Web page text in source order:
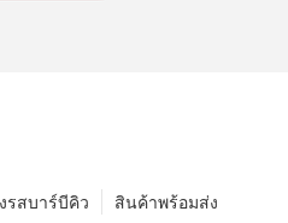
สินค้าพร้อมส่ง
รสบาร์บีคิว